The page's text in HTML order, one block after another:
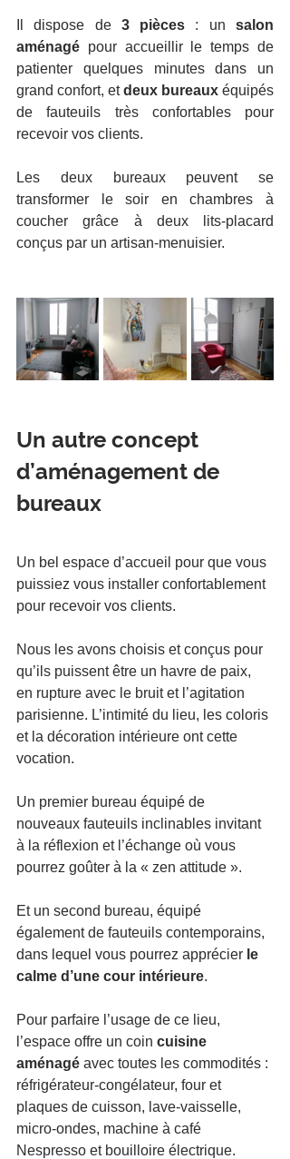
Il dispose de 3 pièces : un salon
aménagé pour accueillir le temps de
patienter quelques minutes dans un
grand confort, et deux bureaux équipés
de fauteuils très confortables pour
recevoir vos clients.
Les deux bureaux peuvent se
transformer le soir en chambres à
coucher grâce à deux lits-placard
conçus par un artisan-menuisier.
Un autre concept
d’aménagement de
bureaux
Un bel espace d’accueil pour que vous
puissiez vous installer confortablement
pour recevoir vos clients.
Nous les avons choisis et conçus pour
qu’ils puissent être un havre de paix,
en rupture avec le bruit et l’agitation
parisienne. L’intimité du lieu, les coloris
et la décoration intérieure ont cette
vocation.
Un premier bureau équipé de
nouveaux fauteuils inclinables invitant
à la réflexion et l’échange où vous
pourrez goûter à la « zen attitude ».
Et un second bureau, équipé
également de fauteuils contemporains,
dans lequel vous pourrez apprécier le
calme d’une cour intérieure.
Pour parfaire l’usage de ce lieu,
l’espace offre un coin cuisine
aménagé avec toutes les commodités :
réfrigérateur-congélateur, four et
plaques de cuisson, lave-vaisselle,
micro-ondes, machine à café
Nespresso et bouilloire électrique.